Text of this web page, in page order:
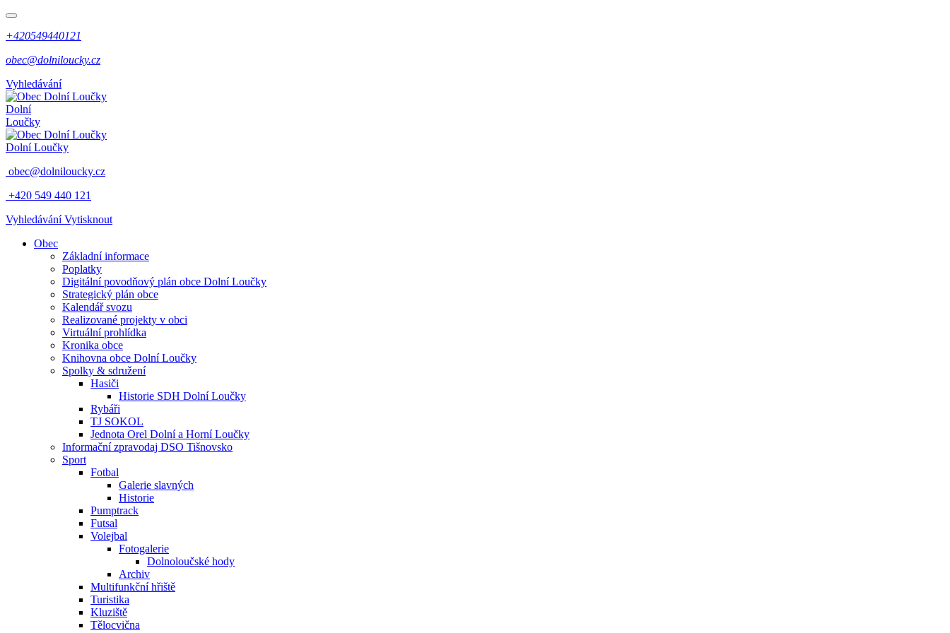
+420549440121
obec@dolniloucky.cz
Vyhledávání
Dolní
Loučky
Dolní Loučky
obec@dolniloucky.cz
+420 549 440 121
Vyhledávání Vytisknout
Obec
Základní informace
Poplatky
Digitální povodňový plán obce Dolní Loučky
Strategický plán obce
Kalendář svozu
Realizované projekty v obci
Virtuální prohlídka
Kronika obce
Knihovna obce Dolní Loučky
Spolky & sdružení
Hasiči
Historie SDH Dolní Loučky
Rybáři
TJ SOKOL
Jednota Orel Dolní a Horní Loučky
Informační zpravodaj DSO Tišnovsko
Sport
Fotbal
Galerie slavných
Historie
Pumptrack
Futsal
Volejbal
Fotogalerie
Dolnoloučské hody
Archiv
Multifunkční hřiště
Turistika
Kluziště
Tělocvična